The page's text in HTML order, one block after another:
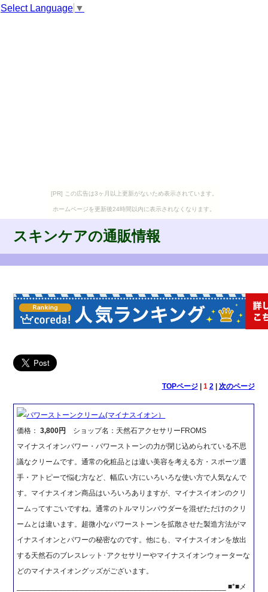
Select Language ▼
[PR] この広告は3ヶ月以上更新がないため表示されています。
ホームページを更新後24時間以内に表示されなくなります。
スキンケアの通販情報
TOPページ| 1 2| 次のページ
パワーストーンクリーム(マイナスイオン）
価格：3,800円
ショップ名：天然石アクセサリーFROMS
マイナスイオンパワー・パワーストーンの力が閉じ込められている不思
議なクリームです。通常の化粧品とは違い美容を考える方・スポーツ選
手・アトピーで悩む方など、幅広い方にいろいろな使い方で人気なんで
す。マイナスイオン商品はいろいろありますが、マイナスイオンのクリ
ームってすごいですね。通常のトルマリンパウダーを混ぜただけのクリ
ームとは違います。超微小なパワーストーンを拡散させた製造方法がマ
イナスイオンとパワーの秘密なのです。他にも、マイナスイオンを放出
する天然石のブレスレット･アクセサリーやマイナスイオンウォーターな
どのマイナスイオングッズがございます。
__________________________________________________ ■*■メ